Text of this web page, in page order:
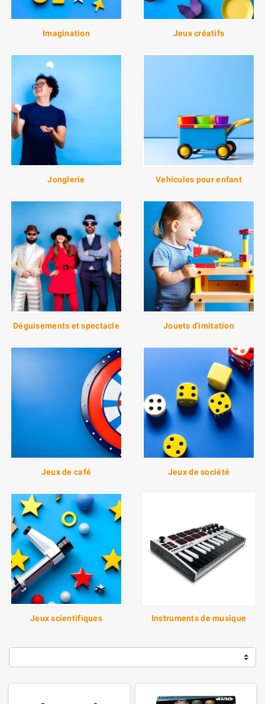
Imagination Jeux créatifs
Jonglerie Vehicules pour enfant
Déguisements et spectacle Jouets d'imitation
Jeux de café Jeux de société
Jeux scientifiques Instruments de musique